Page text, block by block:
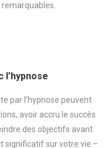
par l’hypnose peuvent
avoir accru le succès
des objectifs avant
significatif sur votre vie –